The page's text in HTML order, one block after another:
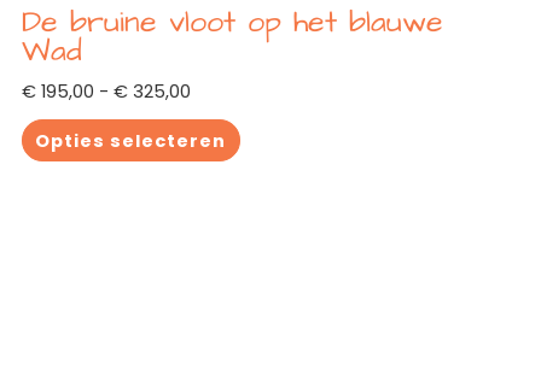
De bruine vloot op het blauwe
Wad
€195,00 - €325,00
Opties selecteren